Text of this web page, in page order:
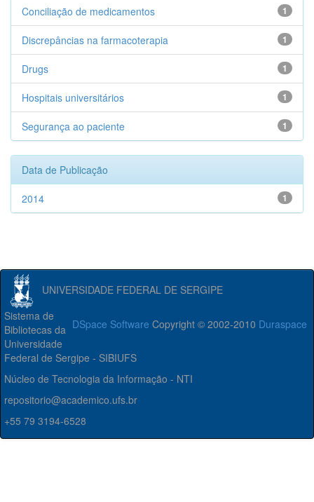
1
Conciliação de medicamentos
1
Discrepâncias na farmacoterapia
1
Drugs
1
Hospitais universitários
1
Segurança ao paciente
Data de Publicação
1
2014
UNIVERSIDADE FEDERAL DE SERGIPE
DSpace Software Copyright © 2002-2010 Duraspace
Sistema de
Bibliotecas da
Universidade
Federal de Sergipe - SIBIUFS
Núcleo de Tecnologia da Informação - NTI
repositorio@academico.ufs.br
+55 79 3194-6528